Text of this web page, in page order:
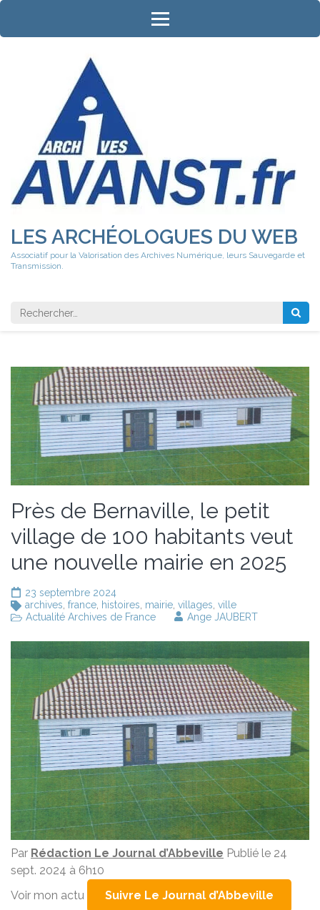
Aller
contenu
LES ARCHÉOLOGUES DU WEB
Associatif pour la Valorisation des Archives Numérique, leurs Sauvegarde et
Transmission.
Rechercher
Près de Bernaville, le petit
village de 100 habitants veut
une nouvelle mairie en 2025
23 septembre 2024
archives france histoires mairie villages ville
Actualité Archives de France
Ange JAUBERT
Par Rédaction Le Journal d’Abbeville Publié le 24
sept. 2024 à 6h10
Voir mon actu
Suivre Le Journal d’Abbeville